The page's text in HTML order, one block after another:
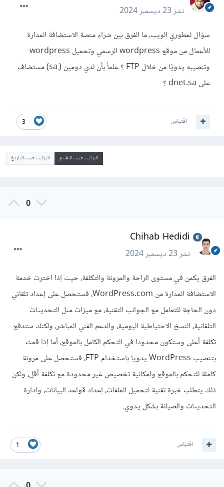
نشر23 ديسمبر 2024
سؤال لمطوري الويب، ما الفرق بين شراء منصة الاستضافة المدارة
للأعمال من موقع wordpress الرسمي وتحميل wordpress
وتنصيبه يدويًا من خلال FTP ؟ علماً بأن لدي دومين (.sa) مستضاف
على dnet.sa ؟
3 اقتباس
الترتيب حسب التقييم الترتيب حسب التاريخ
0
Chihab Hedidi
نشر23 ديسمبر 2024
الفرق يكمن في مستوى الراحة والمرونة والتكلفة، حيث إذا اخترت خدمة
الاستضافة المدارة من WordPress.com، فستحصل على إعداد تلقائي
دون الحاجة للتعامل مع الجوانب التقنية، مع ميزات مثل التحديثات
التلقائية، النسخ الاحتياطية اليومية، والدعم الفني المباشر، ولكنك ستدفع
تكلفة أعلى وستكون محدودا في التحكم الكامل بالموقع، أما إذا قمت
بتنصيب WordPress يدويا باستخدام FTP، فستحصل على مرونة
كاملة للتحكم بالموقع وإمكانية تخصيص غير محدودة مع تكلفة أقل، ولكن
ذلك يتطلب خبرة تقنية لتحميل الملفات، إعداد قواعد البيانات، وإدارة
التحديثات والصيانة بشكل يدوي.
1 اقتباس